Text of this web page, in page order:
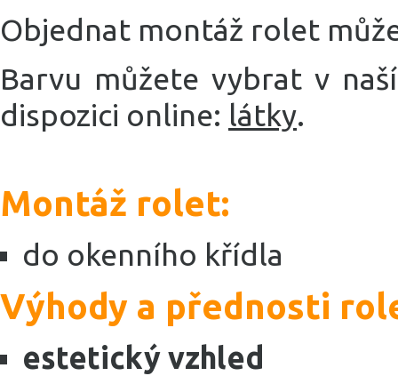
Objednat montáž rolet
Barvu můžete vybrat v
dispozici online: látky.
Montáž rolet:
do okenního křídla
Výhody a přednosti
estetický vzhled